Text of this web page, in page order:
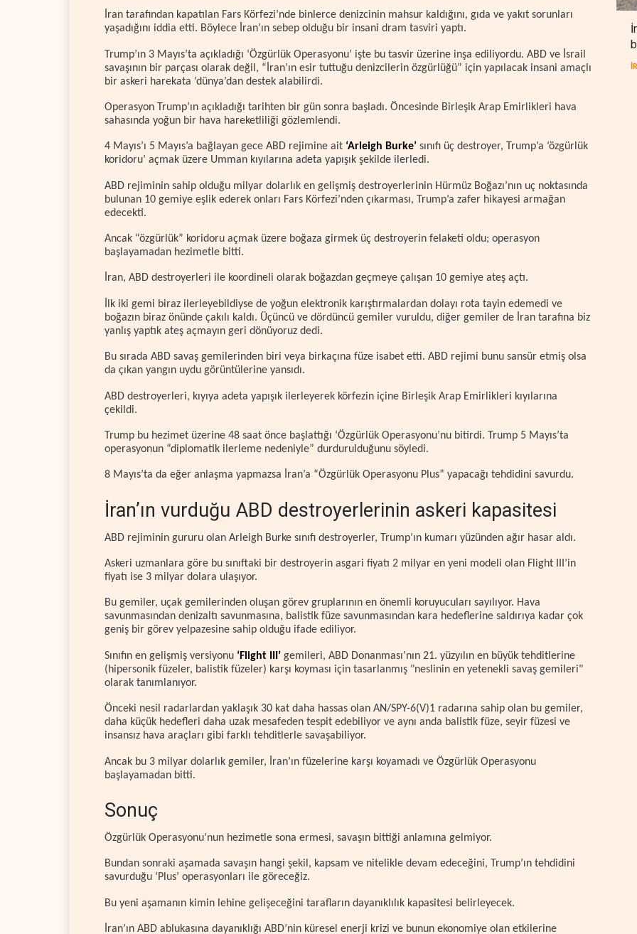
İran tarafından kapatılan Fars Körfezi’nde binlerce denizcinin mahsur kaldığını, gıda ve yakıt sorunları
yaşadığını iddia etti. Böylece İran’ın sebep olduğu bir insani dram tasviri yaptı.
Trump’ın 3 Mayıs’ta açıkladığı ‘Özgürlük Operasyonu’ işte bu tasvir üzerine inşa ediliyordu. ABD ve İsrail
savaşının bir parçası olarak değil, “İran’ın esir tuttuğu denizcilerin özgürlüğü” için yapılacak insani amaçlı
bir askeri harekata ‘dünya’dan destek alabilirdi.
Operasyon Trump’ın açıkladığı tarihten bir gün sonra başladı. Öncesinde Birleşik Arap Emirlikleri hava
sahasında yoğun bir hava hareketliliği gözlemlendi.
4 Mayıs’ı 5 Mayıs’a bağlayan gece ABD rejimine ait ‘Arleigh Burke’ sınıfı üç destroyer, Trump’a ‘özgürlük
koridoru’ açmak üzere Umman kıyılarına adeta yapışık şekilde ilerledi.
ABD rejiminin sahip olduğu milyar dolarlık en gelişmiş destroyerlerinin Hürmüz Boğazı’nın uç noktasında
bulunan 10 gemiye eşlik ederek onları Fars Körfezi’nden çıkarması, Trump’a zafer hikayesi armağan
edecekti.
Ancak “özgürlük” koridoru açmak üzere boğaza girmek üç destroyerin felaketi oldu; operasyon
başlayamadan hezimetle bitti.
İran, ABD destroyerleri ile koordineli olarak boğazdan geçmeye çalışan 10 gemiye ateş açtı.
İlk iki gemi biraz ilerleyebildiyse de yoğun elektronik karıştırmalardan dolayı rota tayin edemedi ve
boğazın biraz önünde çakılı kaldı. Üçüncü ve dördüncü gemiler vuruldu, diğer gemiler de İran tarafına biz
yanlış yaptık ateş açmayın geri dönüyoruz dedi.
Bu sırada ABD savaş gemilerinden biri veya birkaçına füze isabet etti. ABD rejimi bunu sansür etmiş olsa
da çıkan yangın uydu görüntülerine yansıdı.
ABD destroyerleri, kıyıya adeta yapışık ilerleyerek körfezin içine Birleşik Arap Emirlikleri kıyılarına
çekildi.
Trump bu hezimet üzerine 48 saat önce başlattığı ‘Özgürlük Operasyonu’nu bitirdi. Trump 5 Mayıs’ta
operasyonun “diplomatik ilerleme nedeniyle” durdurulduğunu söyledi.
8 Mayıs’ta da eğer anlaşma yapmazsa İran’a “Özgürlük Operasyonu Plus” yapacağı tehdidini savurdu.
İran’ın vurduğu ABD destroyerlerinin askeri kapasitesi
ABD rejiminin gururu olan Arleigh Burke sınıfı destroyerler, Trump’ın kumarı yüzünden ağır hasar aldı.
Askeri uzmanlara göre bu sınıftaki bir destroyerin asgari fiyatı 2 milyar en yeni modeli olan Flight III’in
fiyatı ise 3 milyar dolara ulaşıyor.
Bu gemiler, uçak gemilerinden oluşan görev gruplarının en önemli koruyucuları sayılıyor. Hava
savunmasından denizaltı savunmasına, balistik füze savunmasından kara hedeflerine saldırıya kadar çok
geniş bir görev yelpazesine sahip olduğu ifade ediliyor.
Sınıfın en gelişmiş versiyonu ‘Flight III’ gemileri, ABD Donanması'nın 21. yüzyılın en büyük tehditlerine
(hipersonik füzeler, balistik füzeler) karşı koyması için tasarlanmış "neslinin en yetenekli savaş gemileri"
olarak tanımlanıyor.
Önceki nesil radarlardan yaklaşık 30 kat daha hassas olan AN/SPY-6(V)1 radarına sahip olan bu gemiler,
daha küçük hedefleri daha uzak mesafeden tespit edebiliyor ve aynı anda balistik füze, seyir füzesi ve
insansız hava araçları gibi farklı tehditlerle savaşabiliyor.
Ancak bu 3 milyar dolarlık gemiler, İran’ın füzelerine karşı koyamadı ve Özgürlük Operasyonu
başlayamadan bitti.
Sonuç
Özgürlük Operasyonu’nun hezimetle sona ermesi, savaşın bittiği anlamına gelmiyor.
Bundan sonraki aşamada savaşın hangi şekil, kapsam ve nitelikle devam edeceğini, Trump’ın tehdidini
savurduğu ‘Plus’ operasyonları ile göreceğiz.
Bu yeni aşamanın kimin lehine gelişeceğini tarafların dayanıklılık kapasitesi belirleyecek.
İran’ın ABD ablukasına dayanıklığı ABD’nin küresel enerji krizi ve bunun ekonomiye olan etkilerine